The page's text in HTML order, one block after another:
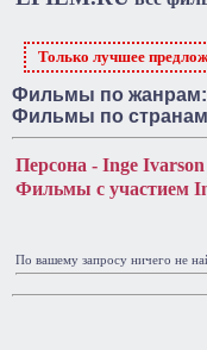
Только лучшее
Фильмы по жанрам:
Фильмы по
Персона - Inge Ivarson
Фильмы с участием
По вашему запросу ничего не